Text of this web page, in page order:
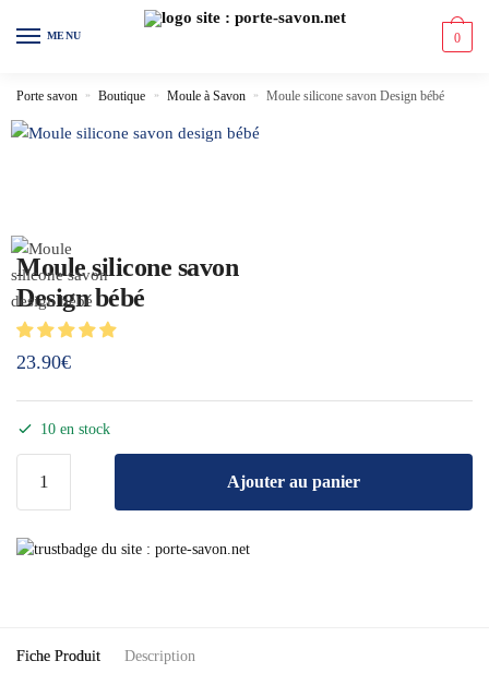
MENU 0
Porte savon » Boutique » Moule à Savon » Moule silicone savon Design bébé
Moule silicone savon
Design bébé
23.90€
10 en stock
Ajouter au panier
Fiche Produit Description